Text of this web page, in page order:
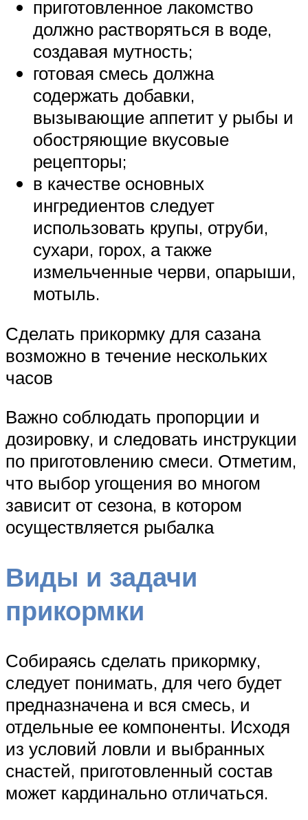
приготовленное лакомство
должно растворяться в воде,
создавая мутность;
готовая смесь должна
содержать добавки,
вызывающие аппетит у рыбы и
обостряющие вкусовые
рецепторы;
в качестве основных
ингредиентов следует
использовать крупы, отруби,
сухари, горох, а также
измельченные черви, опарыши,
мотыль.
Сделать прикормку для сазана
возможно в течение нескольких
часов
Важно соблюдать пропорции и
дозировку, и следовать инструкции
по приготовлению смеси. Отметим,
что выбор угощения во многом
зависит от сезона, в котором
осуществляется рыбалка
Виды и задачи
прикормки
Собираясь сделать прикормку,
следует понимать, для чего будет
предназначена и вся смесь, и
отдельные ее компоненты. Исходя
из условий ловли и выбранных
снастей, приготовленный состав
может кардинально отличаться.